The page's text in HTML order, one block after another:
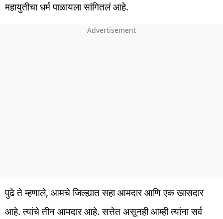
महायुतीचा धर्म पाळायला सांगितलं आहे.
पुढे ते म्हणाले, आमचे जिल्ह्यात सहा आमदार आणि एक खासदार
आहे. त्यांचे तीन आमदार आहे. सत्तेत असूनही आम्ही त्यांना सर्व